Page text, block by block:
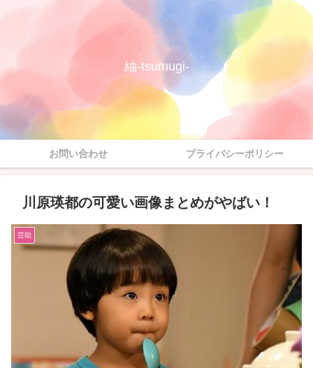
紬-tsumugi-
お問い合わせ プライバシーポリシー
川原瑛都の可愛い画像まとめがやばい！
芸能